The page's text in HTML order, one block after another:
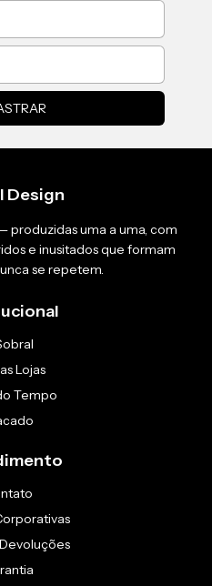
Design
produzidas uma a uma, com
e inusitados que formam
se repetem.
Lojas
Tempo